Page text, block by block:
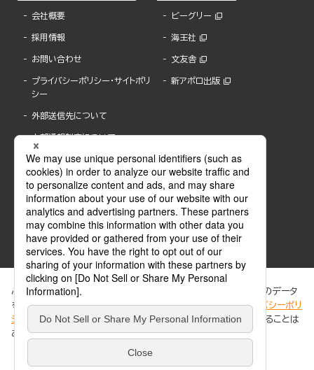
会社概要
採用情報
お問い合わせ
プライバシーポリシー・サイトポリ
シー
外部送信先について
内部通報制度について
ビーグリー
海王社
文友舎
新アポロ出版
ABJマークは、この電子書店・電子書籍配信サービスが、著作権者からコンテンツ使用許諾を
得た正規版配信サービスであることを示す登録商標(登録番号 第6091713号)です。
ABJマークの詳細、ABJマークを掲示しているサービスの一覧はこちら。
ぶんか社が運営するサイトでは、利便性向上のためにCookie等のデータ
を使用しています。 当社のCookieについての詳細は、「プライバシーポリ
シー
」をご覧ください。当サイトでは、訪問者の個人情報を追跡することは
ありません。